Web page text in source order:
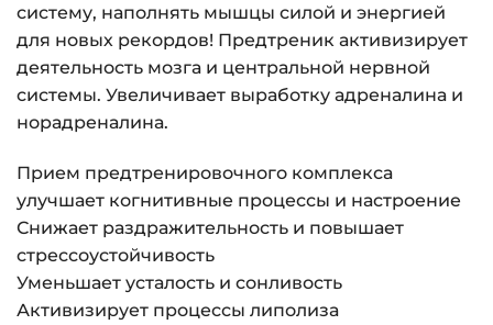
систему, наполнять мышцы силой и энергией
для новых рекордов! Предтреник активизирует
деятельность мозга и центральной нервной
системы. Увеличивает выработку адреналина и
норадреналина.
Прием предтренировочного комплекса
улучшает когнитивные процессы и настроение
Снижает раздражительность и повышает
стрессоустойчивость
Уменьшает усталость и сонливость
Активизирует процессы липолиза